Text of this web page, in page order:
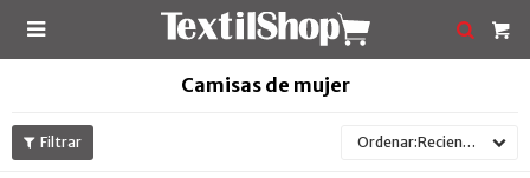

Camisas de mujer
Recientes